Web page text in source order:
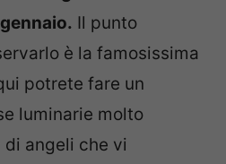
Il punto
è la famosissima
potrete fare un
luminarie molto
angeli che vi